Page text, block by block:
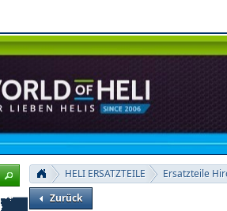
HELI ERSATZTEILE
Ersatzteile
Zurück